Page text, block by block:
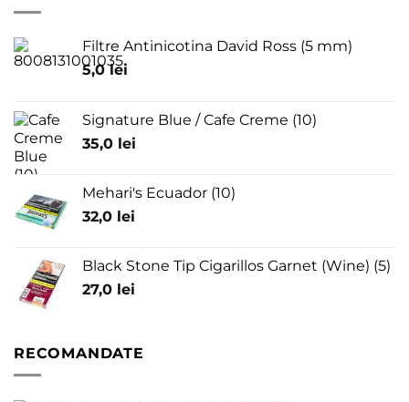
Filtre Antinicotina David Ross (5 mm)
5,0lei
Signature Blue / Cafe Creme (10)
35,0 lei
Mehari's Ecuador (10)
32,0 lei
Black Stone Tip Cigarillos Garnet (Wine) (5)
27,0 lei
RECOMANDATE